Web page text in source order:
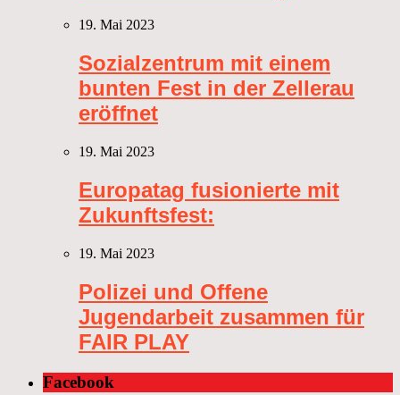
19. Mai 2023
Sozialzentrum mit einem
bunten Fest in der Zellerau
eröffnet
19. Mai 2023
Europatag fusionierte mit
Zukunftsfest:
19. Mai 2023
Polizei und Offene
Jugendarbeit zusammen für
FAIR PLAY
Facebook